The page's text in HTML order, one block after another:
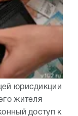
юрисдикции
жителя
доступ к